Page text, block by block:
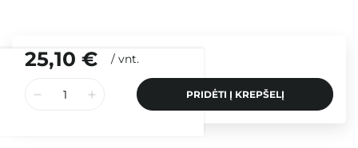
25,10 € / vnt.
PRIDĖTI Į KREPŠELĮ